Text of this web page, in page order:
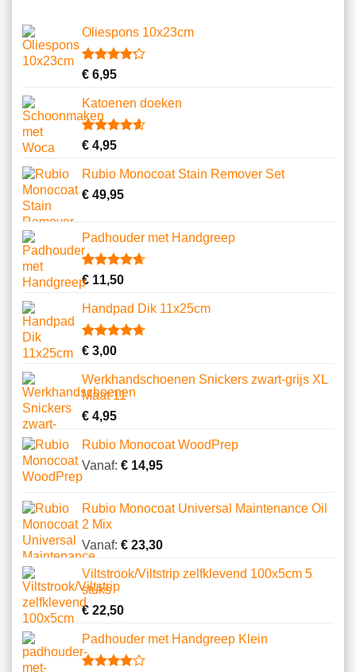
Oliespons 10x23cm
Gewaardeerd
gebaseerd
op
9
klantbeoordelingen
€6,95
Katoenen doeken
Gewaardeerd
gebaseerd
op
13
klantbeoordelingen
€4,95
Rubio Monocoat Stain Remover Set
€49,95
Padhouder met Handgreep
Gewaardeerd
4.67
gebaseerd
op
6
klantbeoordelingen
€11,50
Handpad Dik 11x25cm
Gewaardeerd
gebaseerd
op
10
klantbeoordelingen
€3,00
Werkhandschoenen Snickers zwart-grijs XL
Maat 11
€4,95
Rubio Monocoat WoodPrep
Vanaf: €14,95
Rubio Monocoat Universal Maintenance Oil
2 Mix
Vanaf: €23,30
Viltstrook/Viltstrip zelfklevend 100x5cm 5
stuks
€22,50
Padhouder met Handgreep Klein